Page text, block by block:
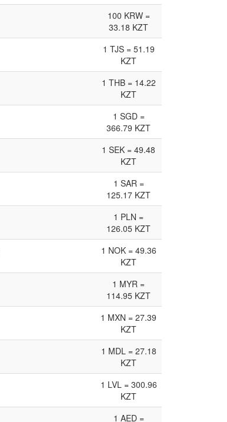
100 KRW =
33.18 KZT
1 TJS = 51.19
KZT
1 THB = 14.22
KZT
1 SGD =
366.79 KZT
1 SEK = 49.48
KZT
1 SAR =
125.17 KZT
1 PLN =
126.05 KZT
1 NOK = 49.36
KZT
1 MYR =
114.95 KZT
1 MXN = 27.39
KZT
1 MDL = 27.18
KZT
1 LVL = 300.96
KZT
1 AED =